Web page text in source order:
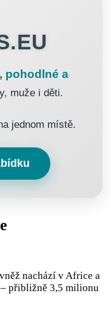
pohodlné a
muže i děti.
jednom místě.
nachází v Africe a
přibližně 3,5 milionu